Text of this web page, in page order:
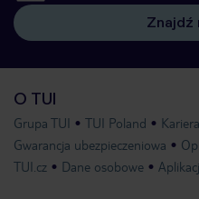
Znajdź
O TUI
Grupa TUI TUI Poland Kariera
Gwarancja ubezpieczeniowa
TUI.cz
Dane osobowe